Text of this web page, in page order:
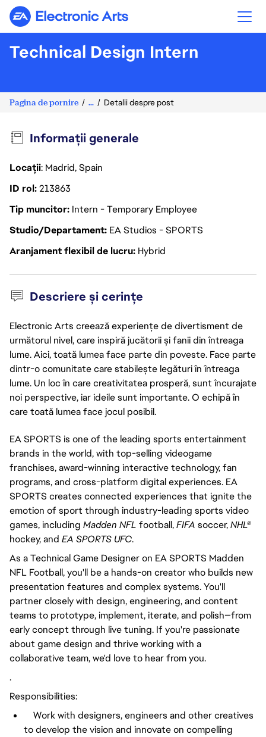
Electronic Arts
Technical Design Intern
Pagina de pornire ... Detalii despre post
Informații generale
Locații: Madrid, Spain
ID rol213863
Tip muncitor Intern - Temporary Employee
Studio/Departament EA Studios - SPORTS
Aranjament flexibil de lucru Hybrid
Descriere și cerințe
Electronic Arts creează experiențe de divertisment de
următorul nivel, care inspiră jucătorii și fanii din întreaga
lume. Aici, toată lumea face parte din poveste. Face parte
dintr-o comunitate care stabilește legături în întreaga
lume. Un loc în care creativitatea prosperă, sunt încurajate
noi perspective, iar ideile sunt importante. O echipă în
care toată lumea face jocul posibil.
EA SPORTS is one of the leading sports entertainment
brands in the world, with top-selling videogame
franchises, award-winning interactive technology, fan
programs, and cross-platform digital experiences. EA
SPORTS creates connected experiences that ignite the
emotion of sport through industry-leading sports video
games, including Madden NFL football,FIFA soccer,NHL®
hockey, and EA SPORTS UFC.
As a Technical Game Designer on EA SPORTS Madden
NFL Football, you'll be a hands-on creator who builds new
presentation features and complex systems. You'll
partner closely with design, engineering, and content
teams to prototype, implement, iterate, and polish—from
early concept through live tuning. If you're passionate
about game design and thrive working with a
collaborative team, we'd love to hear from you.
.
Responsibilities:
Work with designers, engineers and other creatives
to develop the vision and innovate on compelling